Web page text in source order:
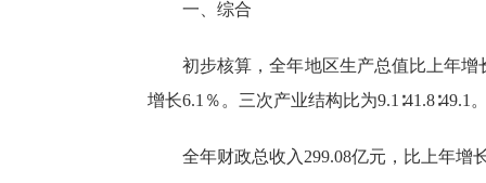
一、综合
初步核算，全年地区生产总值比上年增
增长6.1 ％ 。 三次产业结构比为9.1 ∶41.8∶49.1
全年财政总收入 299.08亿元，比上年增